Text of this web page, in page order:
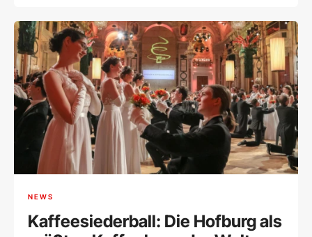
NEWS
Kaffeesiederball: Die Hofburg als